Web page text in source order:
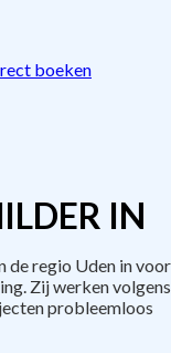
boeken
IN
de regio Uden in voor
Zij werken volgens
probleemloos